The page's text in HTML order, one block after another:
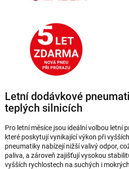
Letní dodávkové
teplých silnicích
Pro letní měsíce jsou ideální volbou letní
které poskytují vynikající výkon při
pneumatiky nabízejí nižší valivý odpor,
paliva, a zároveň zajišťují vysokou
vyšších rychlostech na suchých i